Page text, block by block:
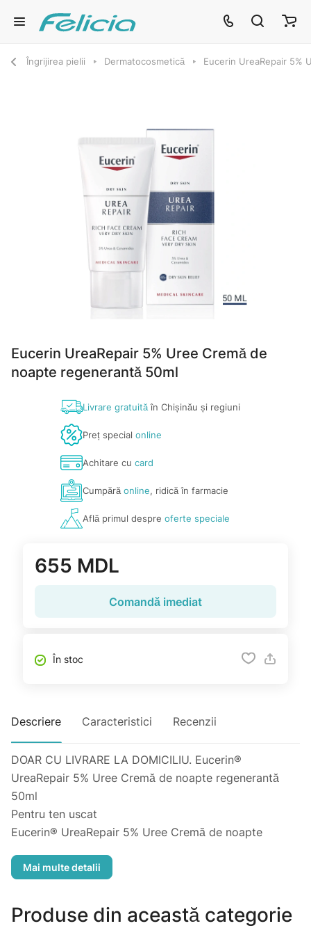
Îngrijirea pielii Dermatocosmetică Eucerin UreaRepair 5%
Eucerin UreaRepair 5% Uree Cremă de
noapte regenerantă 50ml
Livrare gratuităîn Chișinău și regiuni
Preț special online
Achitare cu card
Cumpărăonline, ridică în farmacie
Află primul despre oferte speciale
655 MDL
Comandă imediat
În stoc
Descriere Caracteristici Recenzii
DOAR CU LIVRARE LA DOMICILIU. Eucerin®
UreaRepair 5% Uree Cremă de noapte regenerantă
50ml
Pentru ten uscat
Eucerin® UreaRepair 5% Uree Cremă de noapte
■ Catifelează pielea foarte uscată
uscate și foarte uscate.
■ Pentru a reduce la minimum riscul de iritare a pielii și
Produse din această categorie